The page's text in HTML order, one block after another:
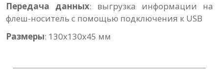
Передача данных: выгрузка информации на
флеш-носитель с помощью подключения к USB
Размеры: 130х130х45 мм